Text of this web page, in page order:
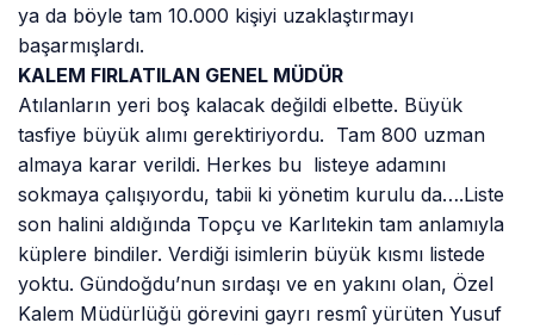
ya da böyle tam 10.000 kişiyi uzaklaştırmayı
başarmışlardı.
KALEM FIRLATILAN GENEL MÜDÜR
Atılanların yeri boş kalacak değildi elbette. Büyük
tasfiye büyük alımı gerektiriyordu. Tam 800 uzman
almaya karar verildi. Herkes bu listeye adamını
sokmaya çalışıyordu, tabii ki yönetim kurulu da….Liste
son halini aldığında Topçu ve Karlıtekin tam anlamıyla
küplere bindiler. Verdiği isimlerin büyük kısmı listede
yoktu. Gündoğdu’nun sırdaşı ve en yakını olan, Özel
Kalem Müdürlüğü görevini gayrı resmî yürüten Yusuf